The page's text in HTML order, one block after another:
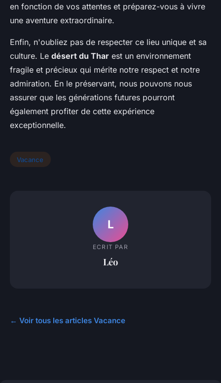
en fonction de vos attentes et préparez-vous à vivre
une aventure extraordinaire.
Enfin, n'oubliez pas de respecter ce lieu unique et sa
culture. Le désert du Thar est un environnement
fragile et précieux qui mérite notre respect et notre
admiration. En le préservant, nous pouvons nous
assurer que les générations futures pourront
également profiter de cette expérience
exceptionnelle.
Vacance
L
ECRIT PAR
Léo
← Voir tous les articles Vacance